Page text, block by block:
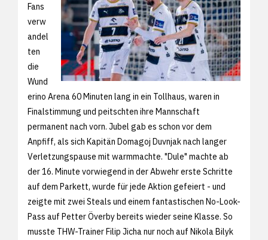
Fans
verw
andel
ten
die
Wund
erino Arena 60 Minuten lang in ein Tollhaus, waren in
Finalstimmung und peitschten ihre Mannschaft
permanent nach vorn. Jubel gab es schon vor dem
Anpfiff, als sich Kapitän Domagoj Duvnjak nach langer
Verletzungspause mit warmmachte. "Dule" machte ab
der 16. Minute vorwiegend in der Abwehr erste Schritte
auf dem Parkett, wurde für jede Aktion gefeiert - und
zeigte mit zwei Steals und einem fantastischen No-Look-
Pass auf Petter Överby bereits wieder seine Klasse. So
musste THW-Trainer Filip Jicha nur noch auf Nikola Bilyk